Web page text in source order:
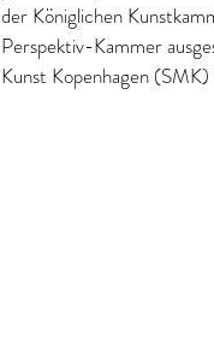
der Königlichen
Perspektiv-Kammer
Kunst Kopenhagen